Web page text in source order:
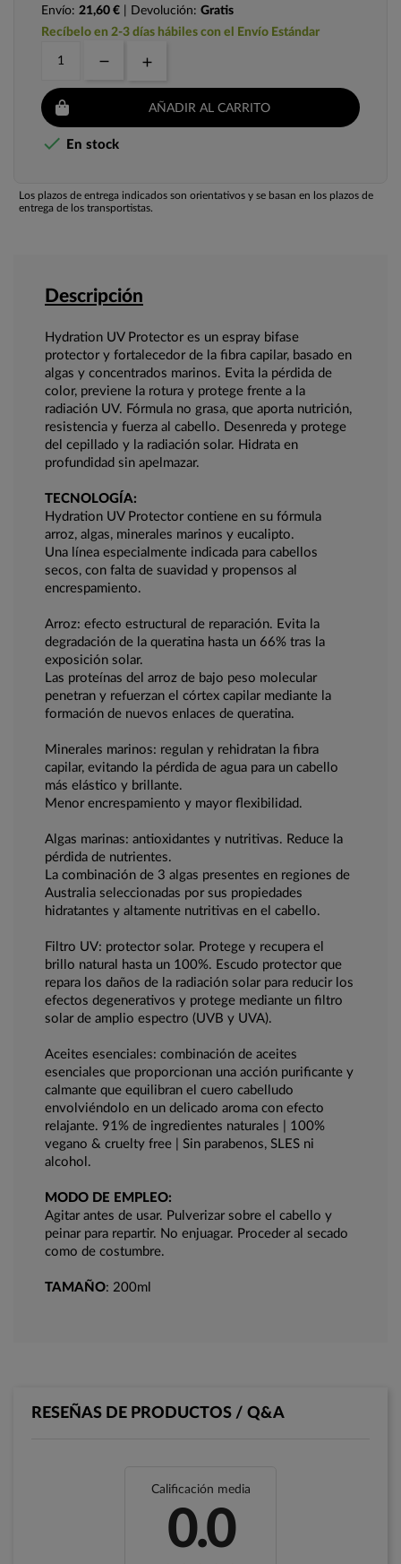
Envío: 21,60 € | Devolución: Gratis
Recíbelo en 2-3 días hábiles con el Envío Estándar
AÑADIR AL CARRITO
 En stock
Los plazos de entrega indicados son orientativos y se basan en los plazos de
entrega de los transportistas.
Descripción
Hydration UV Protector es un espray bifase
protector y fortalecedor de la fibra capilar, basado en
algas y concentrados marinos. Evita la pérdida de
color, previene la rotura y protege frente a la
radiación UV. Fórmula no grasa, que aporta nutrición,
resistencia y fuerza al cabello. Desenreda y protege
del cepillado y la radiación solar. Hidrata en
profundidad sin apelmazar.
TECNOLOGÍA:
Hydration UV Protector contiene en su fórmula
arroz, algas, minerales marinos y eucalipto.
Una línea especialmente indicada para cabellos
secos, con falta de suavidad y propensos al
encrespamiento.
Arroz: efecto estructural de reparación. Evita la
degradación de la queratina hasta un 66% tras la
exposición solar.
Las proteínas del arroz de bajo peso molecular
penetran y refuerzan el córtex capilar mediante la
formación de nuevos enlaces de queratina.
Minerales marinos: regulan y rehidratan la fibra
capilar, evitando la pérdida de agua para un cabello
más elástico y brillante.
Menor encrespamiento y mayor flexibilidad.
Algas marinas: antioxidantes y nutritivas. Reduce la
pérdida de nutrientes.
La combinación de 3 algas presentes en regiones de
Australia seleccionadas por sus propiedades
hidratantes y altamente nutritivas en el cabello.
Filtro UV: protector solar. Protege y recupera el
brillo natural hasta un 100%. Escudo protector que
repara los daños de la radiación solar para reducir los
efectos degenerativos y protege mediante un filtro
solar de amplio espectro (UVB y UVA).
Aceites esenciales: combinación de aceites
esenciales que proporcionan una acción purificante y
calmante que equilibran el cuero cabelludo
envolviéndolo en un delicado aroma con efecto
relajante. 91% de ingredientes naturales | 100%
vegano & cruelty free | Sin parabenos, SLES ni
alcohol.
MODO DE EMPLEO:
Agitar antes de usar. Pulverizar sobre el cabello y
peinar para repartir. No enjuagar. Proceder al secado
como de costumbre.
TAMAÑO: 200ml
RESEÑAS DE PRODUCTOS / Q&A
Calificación media
0.0